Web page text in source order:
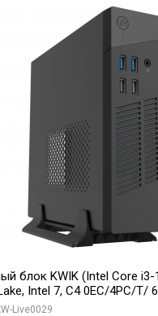
блок KWIK (Intel Core i3-
Intel 7, C4 0EC/4PC/T/
RTX5060Ti SHADOW 2X
Live0029